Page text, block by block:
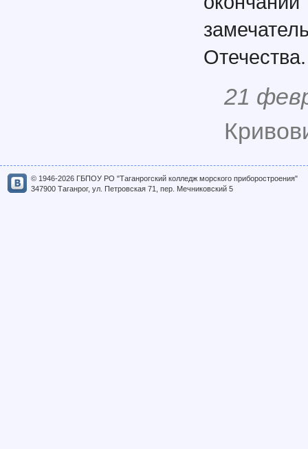
Отечества.
21
© 1946-2026 ГБПОУ РО "Таганрогский колледж морского приборостроения"
347900 Таганрог, ул. Петровская 71, пер. Мечниковский 5